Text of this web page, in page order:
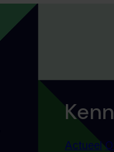
Actueel